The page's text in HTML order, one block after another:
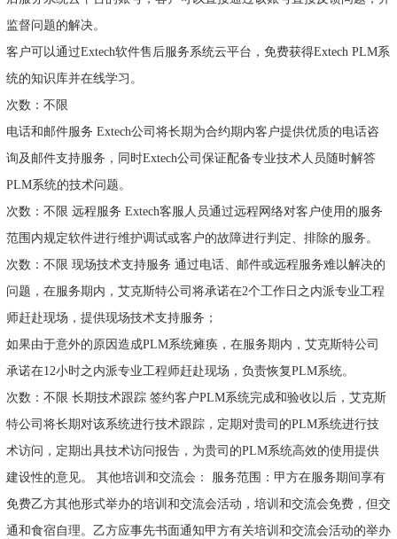
监督问题的解决。
客户可以通过Extech软件售后服务系统云平台，免费获得Extech PLM系
统的知识库并在线学习。
次数：不限
电话和邮件服务 Extech公司将长期为合约期内客户提供优质的电话咨
询及邮件支持服务，同时Extech公司保证配备专业技术人员随时解答
PLM系统的技术问题。
次数：不限 远程服务 Extech客服人员通过远程网络对客户使用的服务
范围内规定软件进行维护调试或客户的故障进行判定、排除的服务。
次数：不限 现场技术支持服务 通过电话、邮件或远程服务难以解决的
问题，在服务期内，艾克斯特公司将承诺在2个工作日之内派专业工程
师赶赴现场，提供现场技术支持服务；
如果由于意外的原因造成PLM系统瘫痪，在服务期内，艾克斯特公司
承诺在12小时之内派专业工程师赶赴现场，负责恢复PLM系统。
次数：不限 长期技术跟踪 签约客户PLM系统完成和验收以后，艾克斯
特公司将长期对该系统进行技术跟踪，定期对贵司的PLM系统进行技
术访问，定期出具技术访问报告，为贵司的PLM系统高效的使用提供
建设性的意见。 其他培训和交流会： 服务范围：甲方在服务期间享有
免费乙方其他形式举办的培训和交流会活动，培训和交流会免费，但交
通和食宿自理。乙方应事先书面通知甲方有关培训和交流会活动的举办